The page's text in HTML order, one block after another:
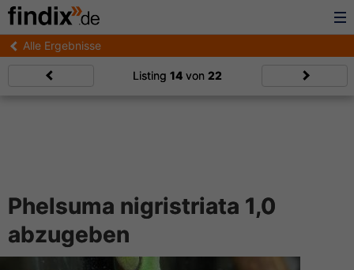
Alle Ergebnisse
Listing 14von 22
Phelsuma nigristriata 1,0
abzugeben